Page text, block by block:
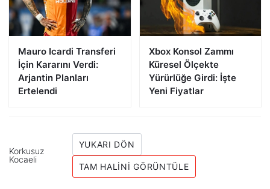
Mauro Icardi Transferi
İçin Kararını Verdi:
Arjantin Planları
Ertelendi
Xbox Konsol Zammı
Küresel Ölçekte
Yürürlüğe Girdi: İşte
Yeni Fiyatlar
Korkusuz
Kocaeli
YUKARI DÖN
TAM HALINI GÖRÜNTÜLE